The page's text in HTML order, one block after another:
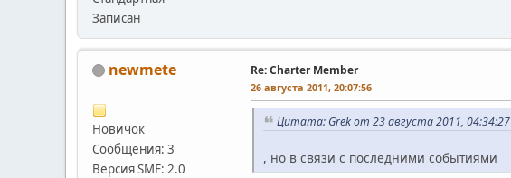
Записан
newmete
Новичок
Сообщения: 3
Версия SMF: 2.0
Re: Charter Member
26 августа 2011, 20:07:56
Цитата: Grek от 23 августа 2011, 04:34:27
, но в связи с последними событиями